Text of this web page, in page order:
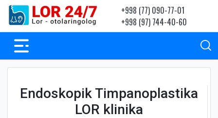
+998 (77) 090-77-01
+998 (97) 744-40-60
Endoskopik Timpanoplastika
LOR klinika